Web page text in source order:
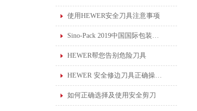
使用HEWER安全刀具注意事项
Sino-Pack 2019中国国际包装展会，德国HEWER新产品首亮相
HEWER帮您告别危险刀具
HEWER 安全修边刀具正确操作说明
如何正确选择及使用安全剪刀